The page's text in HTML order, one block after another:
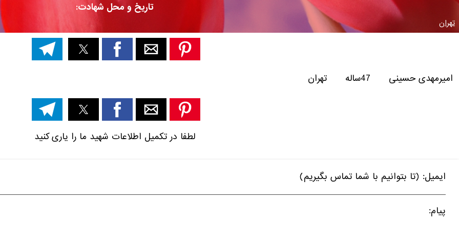
تاریخ و محل شهادت:
تهران
امیرمهدی حسینی 47ساله تهران
لطفا در تکمیل اطلاعات شهید ما را یاری کنید
ایمیل: (تا بتوانیم با شما تماس بگیریم)
پیام: